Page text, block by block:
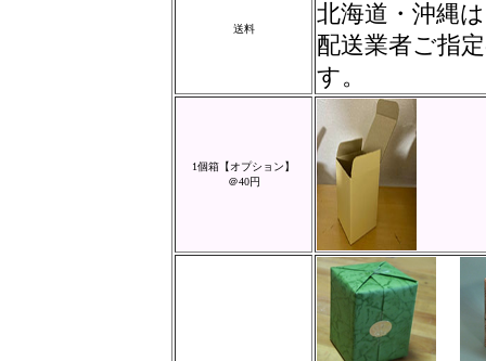
送料
北海道・沖縄
配送業者ご指
す。
1個箱【オプション】
＠40円